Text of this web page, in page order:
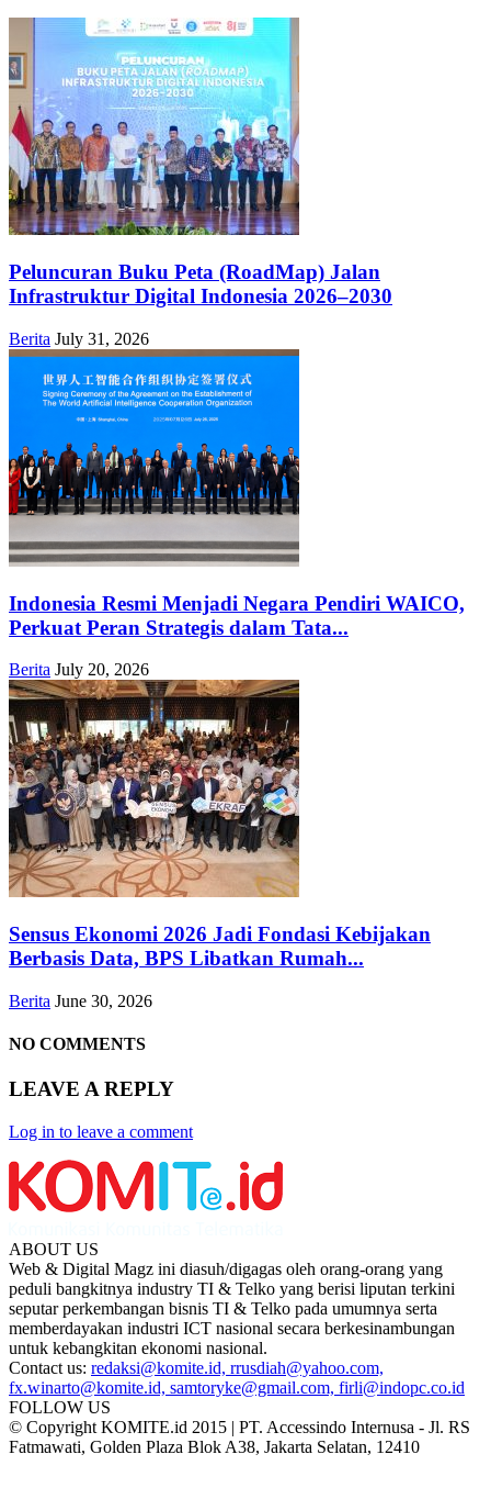
Peluncuran Buku Peta (RoadMap) Jalan
Infrastruktur Digital Indonesia 2026–2030
Berita July 31, 2026
Indonesia Resmi Menjadi Negara Pendiri WAICO,
Perkuat Peran Strategis dalam Tata...
Berita July 20, 2026
Sensus Ekonomi 2026 Jadi Fondasi Kebijakan
Berbasis Data, BPS Libatkan Rumah...
Berita June 30, 2026
NO COMMENTS
LEAVE A REPLY
Log in to leave a comment
ABOUT US
Web & Digital Magz ini diasuh/digagas oleh orang-orang yang
peduli bangkitnya industry TI & Telko yang berisi liputan terkini
seputar perkembangan bisnis TI & Telko pada umumnya serta
memberdayakan industri ICT nasional secara berkesinambungan
untuk kebangkitan ekonomi nasional.
Contact us: redaksi@komite.id, rrusdiah@yahoo.com,
fx.winarto@komite.id, samtoryke@gmail.com, firli@indopc.co.id
FOLLOW US
© Copyright KOMITE.id 2015 | PT. Accessindo Internusa - Jl. RS
Fatmawati, Golden Plaza Blok A38, Jakarta Selatan, 12410